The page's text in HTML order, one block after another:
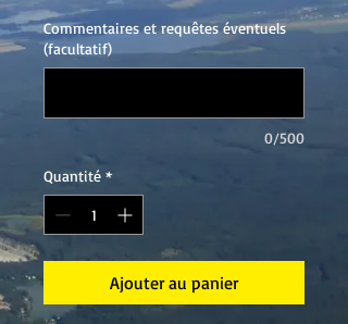
Commentaires et requêtes éventuels
(facultatif)
0/500
Quantité *
Ajouter au panier